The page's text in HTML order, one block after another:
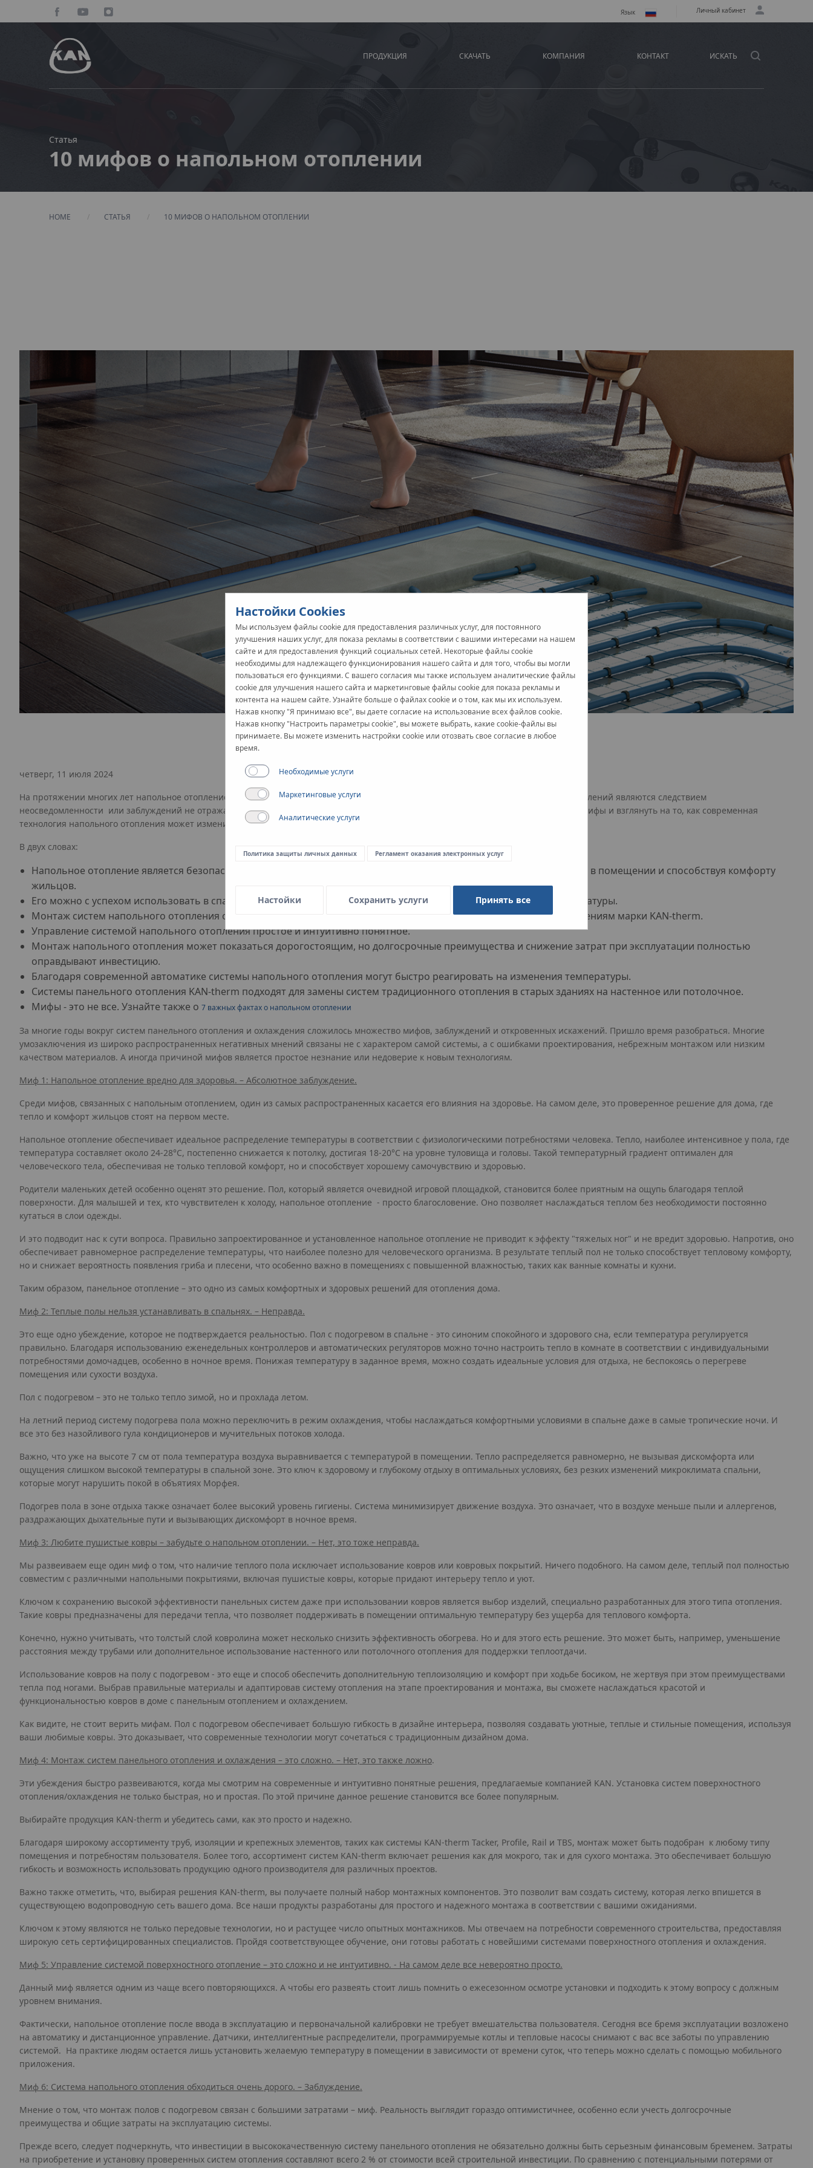
Язык Личный кабинет
ПРОДУКЦИЯ СКАЧАТЬ КОМПАНИЯ КОНТАКТ ИСКАТЬ
Статья
10 мифов о напольном отоплении
HOME СТАТЬЯ CURRENT:
10 МИФОВ О НАПОЛЬНОМ ОТОПЛЕНИИ
четверг, 11 июля 2024
На протяжении многих лет напольное отопление было окружено многочисленными мифами. На самом деле, многие из этих представлений являются следствием
неосведомленности или заблуждений не отражающих истинных преимуществ напольного отопления. Пришло время развеять эти мифы и взглянуть на то, как современная
технология напольного отопления может изменить ваш дом к лучшему.
В двух словах:
Напольное отопление является безопасным для здоровья, обеспечивая оптимальное распределение температуры в помещении и способствуя комфорту
жильцов.
Его можно с успехом использовать в спальнях, обеспечивая спокойный сон благодаря точной регулировке температуры.
Монтаж систем напольного отопления осуществляется просто и быстро благодаря современным монтажным решениям марки KAN-therm.
Управление системой напольного отопления простое и интуитивно понятное.
Монтаж напольного отопления может показаться дорогостоящим, но долгосрочные преимущества и снижение затрат при эксплуатации полностью
оправдывают инвестицию.
Благодаря современной автоматике системы напольного отопления могут быстро реагировать на изменения температуры.
Системы панельного отопления KAN-therm подходят для замены систем традиционного отопления в старых зданиях на настенное или потолочное.
Мифы - это не все. Узнайте также о 7 важных фактах о напольном отоплении
За многие годы вокруг систем панельного отопления и охлаждения сложилось множество мифов, заблуждений и откровенных искажений. Пришло время разобраться. Многие
умозаключения из широко распространенных негативных мнений связаны не с характером самой системы, а с ошибками проектирования, небрежным монтажом или низким
качеством материалов. А иногда причиной мифов является простое незнание или недоверие к новым технологиям.
Миф 1: Напольное отопление вредно для здоровья. – Абсолютное заблуждение.
Среди мифов, связанных с напольным отоплением, один из самых распространенных касается его влияния на здоровье. На самом деле, это проверенное решение для дома, где
тепло и комфорт жильцов стоят на первом месте.
Напольное отопление обеспечивает идеальное распределение температуры в соответствии с физиологическими потребностями человека. Тепло, наиболее интенсивное у пола, где
температура составляет около 24-28°C, постепенно снижается к потолку, достигая 18-20°C на уровне туловища и головы. Такой температурный градиент оптимален для
человеческого тела, обеспечивая не только тепловой комфорт, но и способствует хорошему самочувствию и здоровью.
Родители маленьких детей особенно оценят это решение. Пол, который является очевидной игровой площадкой, становится более приятным на ощупь благодаря теплой
поверхности. Для малышей и тех, кто чувствителен к холоду, напольное отопление - просто благословение. Оно позволяет наслаждаться теплом без необходимости постоянно
кутаться в слои одежды.
И это подводит нас к сути вопроса. Правильно запроектированное и установленное напольное отопление не приводит к эффекту "тяжелых ног" и не вредит здоровью. Напротив, оно
обеспечивает равномерное распределение температуры, что наиболее полезно для человеческого организма. В результате теплый пол не только способствует тепловому комфорту,
но и снижает вероятность появления гриба и плесени, что особенно важно в помещениях с повышенной влажностью, таких как ванные комнаты и кухни.
Таким образом, панельное отопление – это одно из самых комфортных и здоровых решений для отопления дома.
Миф 2: Теплые полы нельзя устанавливать в спальнях. – Неправда.
Это еще одно убеждение, которое не подтверждается реальностью. Пол с подогревом в спальне - это синоним спокойного и здорового сна, если температура регулируется
правильно. Благодаря использованию еженедельных контроллеров и автоматических регуляторов можно точно настроить тепло в комнате в соответствии с индивидуальными
потребностями домочадцев, особенно в ночное время. Понижая температуру в заданное время, можно создать идеальные условия для отдыха, не беспокоясь о перегреве
помещения или сухости воздуха.
Пол с подогревом – это не только тепло зимой, но и прохлада летом.
На летний период систему подогрева пола можно переключить в режим охлаждения, чтобы наслаждаться комфортными условиями в спальне даже в самые тропические ночи. И
все это без назойливого гула кондиционеров и мучительных потоков холода.
Важно, что уже на высоте 7 см от пола температура воздуха выравнивается с температурой в помещении. Тепло распределяется равномерно, не вызывая дискомфорта или
ощущения слишком высокой температуры в спальной зоне. Это ключ к здоровому и глубокому отдыху в оптимальных условиях, без резких изменений микроклимата спальни,
которые могут нарушить покой в объятиях Морфея.
Подогрев пола в зоне отдыха также означает более высокий уровень гигиены. Система минимизирует движение воздуха. Это означает, что в воздухе меньше пыли и аллергенов,
раздражающих дыхательные пути и вызывающих дискомфорт в ночное время.
Миф 3: Любите пушистые ковры – забудьте о напольном отоплении. – Нет, это тоже неправда.
Мы развеиваем еще один миф о том, что наличие теплого пола исключает использование ковров или ковровых покрытий. Ничего подобного. На самом деле, теплый пол полностью
совместим с различными напольными покрытиями, включая пушистые ковры, которые придают интерьеру тепло и уют.
Ключом к сохранению высокой эффективности панельных систем даже при использовании ковров является выбор изделий, специально разработанных для этого типа отопления.
Такие ковры предназначены для передачи тепла, что позволяет поддерживать в помещении оптимальную температуру без ущерба для теплового комфорта.
Конечно, нужно учитывать, что толстый слой ковролина может несколько снизить эффективность обогрева. Но и для этого есть решение. Это может быть, например, уменьшение
расстояния между трубами или дополнительное использование настенного или потолочного отопления для поддержки теплоотдачи.
Использование ковров на полу с подогревом - это еще и способ обеспечить дополнительную теплоизоляцию и комфорт при ходьбе босиком, не жертвуя при этом преимуществами
тепла под ногами. Выбрав правильные материалы и адаптировав систему отопления на этапе проектирования и монтажа, вы сможете наслаждаться красотой и
функциональностью ковров в доме с панельным отоплением и охлаждением.
Как видите, не стоит верить мифам. Пол с подогревом обеспечивает большую гибкость в дизайне интерьера, позволяя создавать уютные, теплые и стильные помещения, используя
ваши любимые ковры. Это доказывает, что современные технологии могут сочетаться с традиционным дизайном дома.
Миф 4: Монтаж систем панельного отопления и охлаждения – это сложно. – Нет, это также ложно.
Эти убеждения быстро развеиваются, когда мы смотрим на современные и интуитивно понятные решения, предлагаемые компанией KAN. Установка систем поверхностного
отопления/охлаждения не только быстрая, но и простая. По этой причине данное решение становится все более популярным.
Выбирайте продукция KAN-therm и убедитесь сами, как это просто и надежно.
Благодаря широкому ассортименту труб, изоляции и крепежных элементов, таких как системы KAN-therm Tacker, Profile, Rail и TBS, монтаж может быть подобран к любому типу
помещения и потребностям пользователя. Более того, ассортимент систем KAN-therm включает решения как для мокрого, так и для сухого монтажа. Это обеспечивает большую
гибкость и возможность использовать продукцию одного производителя для различных проектов.
Важно также отметить, что, выбирая решения KAN-therm, вы получаете полный набор монтажных компонентов. Это позволит вам создать систему, которая легко впишется в
существующею водопроводную сеть вашего дома. Все наши продукты разработаны для простого и надежного монтажа в соответствии с вашими ожиданиями.
Ключом к этому являются не только передовые технологии, но и растущее число опытных монтажников. Мы отвечаем на потребности современного строительства, предоставляя
широкую сеть сертифицированных специалистов. Пройдя соответствующее обучение, они готовы работать с новейшими системами поверхностного отопления и охлаждения.
Миф 5: Управление системой поверхностного отопление – это сложно и не интуитивно. - На самом деле все невероятно просто.
Данный миф является одним из чаще всего повторяющихся. А чтобы его развеять стоит лишь помнить о ежесезонном осмотре установки и подходить к этому вопросу с должным
уровнем внимания.
Фактически, напольное отопление после ввода в эксплуатацию и первоначальной калибровки не требует вмешательства пользователя. Сегодня все бремя эксплуатации возложено
на автоматику и дистанционное управление. Датчики, интеллигентные распределители, программируемые котлы и тепловые насосы снимают с вас все заботы по управлению
системой. На практике людям остается лишь установить желаемую температуру в помещении в зависимости от времени суток, что теперь можно сделать с помощью мобильного
приложения.
Миф 6: Система напольного отопления обходиться очень дорого. – Заблуждение.
Мнение о том, что монтаж полов с подогревом связан с большими затратами – миф. Реальность выглядит гораздо оптимистичнее, особенно если учесть долгосрочные
преимущества и общие затраты на эксплуатацию системы.
Прежде всего, следует подчеркнуть, что инвестиции в высококачественную систему панельного отопления не обязательно должны быть серьезным финансовым бременем. Затраты
на приобретение и установку проверенных систем отопления составляют всего 2 % от стоимости всей строительной инвестиции. По сравнению с потенциальными потерями от
Настойки Cookies
Мы используем файлы cookie для предоставления различных услуг, для постоянного
улучшения наших услуг, для показа рекламы в соответствии с вашими интересами на нашем
сайте и для предоставления функций социальных сетей. Некоторые файлы cookie
необходимы для надлежащего функционирования нашего сайта и для того, чтобы вы могли
пользоваться его функциями. С вашего согласия мы также используем аналитические файлы
cookie для улучшения нашего сайта и маркетинговые файлы cookie для показа рекламы и
контента на нашем сайте. Узнайте больше о файлах cookie и о том, как мы их используем.
Нажав кнопку "Я принимаю все", вы даете согласие на использование всех файлов cookie.
Нажав кнопку "Настроить параметры cookie", вы можете выбрать, какие cookie-файлы вы
принимаете. Вы можете изменить настройки cookie или отозвать свое согласие в любое
время.
Необходимые услуги
Маркетинговые услуги
Аналитические услуги
Политика защиты личных данных Регламент оказания электронных услуг
Настойки Сохранить услуги Принять все